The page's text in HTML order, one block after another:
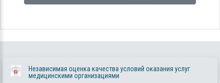
Независимая оценка качества условий оказания услуг
медицинскими организациями